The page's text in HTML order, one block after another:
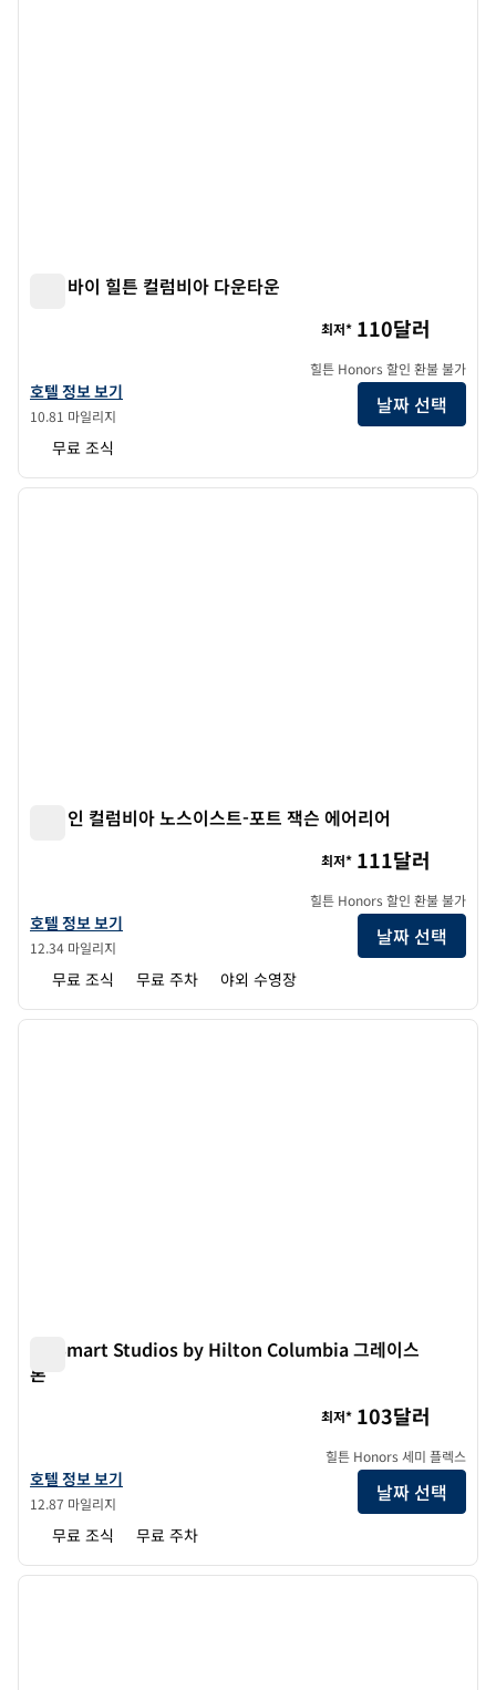
트루 바이 힐튼 컬럼비아 다운타운
트루 바이 힐튼 Columbia 다운타운의 호텔 정보 보기
호텔 정보 보기
10.81 마일리지
최저* 110달러
힐튼 Honors 할인 환불 불가
날짜 선택
무료 조식
1/12
1/12
이전 이미지 다음
햄튼 인 컬럼비아 노스이스트-포트 잭슨 에어리어
햄튼 인 컬럼비아 노스이스트-포트 잭슨 에어리어의 호텔 정보 보기
호텔 정보 보기
12.34 마일리지
최저* 111달러
힐튼 Honors 할인 환불 불가
날짜 선택
무료 조식 무료 주차 야외 수영장
1/12
1/12
이전 이미지 다음
LivSmart Studios by Hilton Columbia 그레이스
톤
LivSmart Studios by Hilton Columbia Greystone의 호텔 정보 보
호텔 정보 보기
12.87 마일리지
최저* 103달러
힐튼 Honors 세미 플렉스
날짜 선택
무료 조식 무료 주차
1/12
1/12
이전 이미지 다음